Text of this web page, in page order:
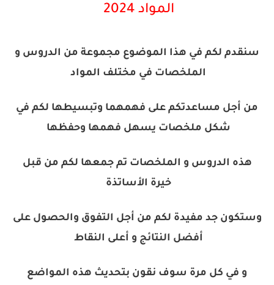
المواد 2024
سنقدم لكم في هذا الموضوع مجموعة من الدروس و
الملخصات في مختلف المواد
من أجل مساعدتكم على فهمهما وتبسيطها لكم في
شكل ملخصات يسهل فهمها وحفظها
هذه الدروس و الملخصات تم جمعها لكم من قبل
خيرة الأساتذة
وستكون جد مفيدة لكم من أجل التفوق والحصول على
أفضل النتائج و أعلى النقاط
و في كل مرة سوف نقون بتحديث هذه المواضع